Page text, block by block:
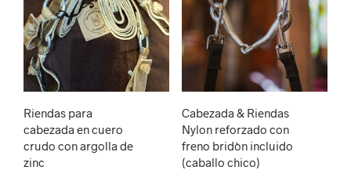
Riendas para
cabezada en cuero
crudo con argolla de
zinc
Cabezada & Riendas
Nylon reforzado con
freno bridòn incluido
(caballo chico)